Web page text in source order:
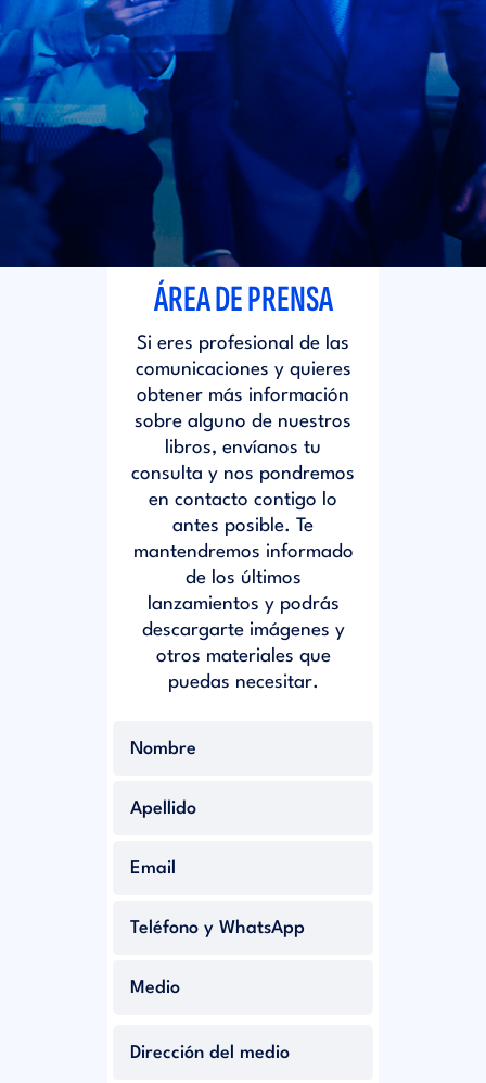
d
i
t
t
o
r
i
ÁREA DE PRENSA
Si eres profesional de las
comunicaciones y quieres
obtener más información
sobre alguno de nuestros
libros, envíanos tu
consulta y nos pondremos
en contacto contigo lo
antes posible. Te
mantendremos informado
de los últimos
lanzamientos y podrás
descargarte imágenes y
otros materiales que
puedas necesitar.